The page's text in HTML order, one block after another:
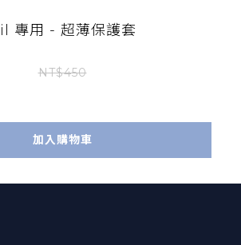
用 - 超薄保護套
NT$450
加入購物車